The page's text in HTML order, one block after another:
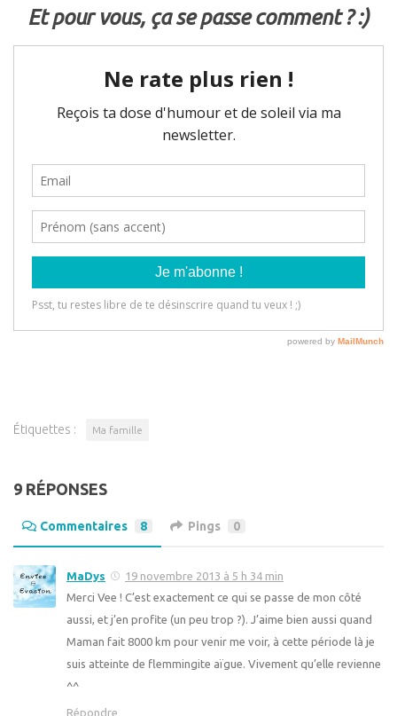
Et pour vous, ça se passe comment ? :)
Étiquettes : Ma famille
9 RÉPONSES
Commentaires 8 Pings 0
MaDys
19 novembre 2013 à 5 h 34 min
Merci Vee ! C’est exactement ce qui se passe de mon côté
aussi, et j’en profite (un peu trop ?). J’aime bien aussi quand
Maman fait 8000 km pour venir me voir, à cette période là je
suis atteinte de flemmingite aïgue. Vivement qu’elle revienne
^^
Répondre